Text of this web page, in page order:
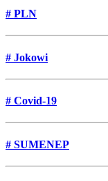
# PLN
# Jokowi
# Covid-19
# SUMENEP